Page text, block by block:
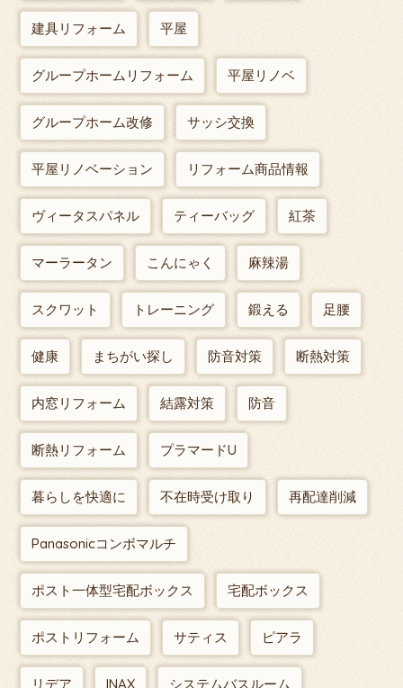
建具リフォーム 平屋
グループホームリフォーム 平屋リノベ
グループホーム改修 サッシ交換
平屋リノベーション リフォーム商品情報
ヴィータスパネル ティーバッグ 紅茶
マーラータン こんにゃく 麻辣湯
スクワット トレーニング 鍛える 足腰
健康 まちがい探し 防音対策 断熱対策
内窓リフォーム 結露対策 防音
断熱リフォーム プラマードU
暮らしを快適に 不在時受け取り 再配達削減
Panasonicコンボマルチ
ポスト一体型宅配ボックス 宅配ボックス
ポストリフォーム サティス ピアラ
リデア INAX システムバスルーム